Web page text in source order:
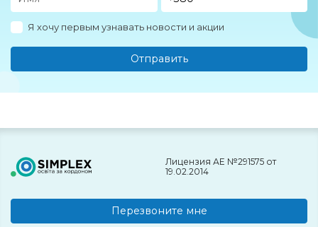
Я хочу первым узнавать новости и акции
Отправить
Лицензия АЕ №291575 от
19.02.2014
Перезвоните мне